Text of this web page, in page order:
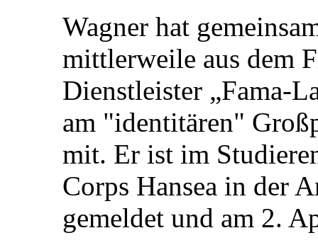
Wagner hat
mittlerweile aus dem
Dienstleister „Fama-
am "identitären"
mit. Er ist im
Corps Hansea in der
gemeldet und am 2.